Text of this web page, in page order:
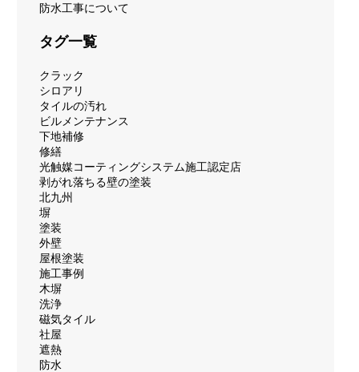
防水工事について
タグ一覧
クラック
シロアリ
タイルの汚れ
ビルメンテナンス
下地補修
修繕
光触媒コーティングシステム施工認定店
剥がれ落ちる壁の塗装
北九州
塀
塗装
外壁
屋根塗装
施工事例
木塀
洗浄
磁気タイル
社屋
遮熱
防水